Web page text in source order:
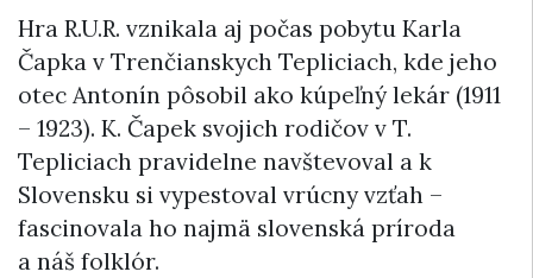
Hra R.U.R. vznikala aj počas pobytu Karla
Čapka v Trenčianskych Tepliciach, kde jeho
otec Antonín pôsobil ako kúpeľný lekár (1911
– 1923). K. Čapek svojich rodičov v T.
Tepliciach pravidelne navštevoval a k
Slovensku si vypestoval vrúcny vzťah –
fascinovala ho najmä slovenská príroda
a náš folklór.